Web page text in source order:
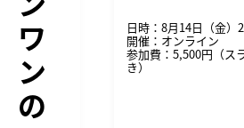
ワ
ン
の
日時：8月14日（金）
開催：オンライン
参加費：5,500円（ス
き）